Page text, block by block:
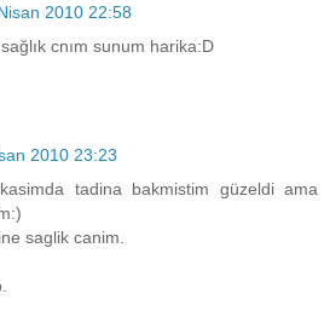
2010 22:58
cnım sunum harika:D
2010 23:23
tadina bakmistim güzeldi ama
saglik canim.